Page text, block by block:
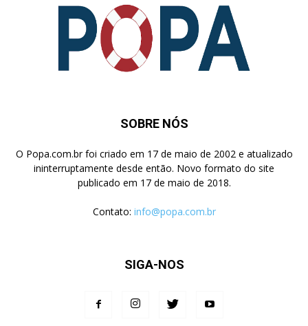
SOBRE NÓS
O Popa.com.br foi criado em 17 de maio de 2002 e atualizado
ininterruptamente desde então. Novo formato do site
publicado em 17 de maio de 2018.
Contato: info@popa.com.br
SIGA-NOS